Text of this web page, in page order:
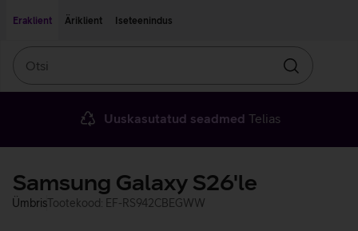
Eraklient
Äriklient Iseteenindus
Otsin
Uuskasutatud seadmed Telias
Samsung Galaxy S26'le
ÜmbrisTootekood: EF-RS942CBEGWW